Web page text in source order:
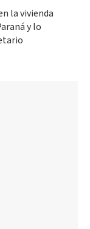
la vivienda
y lo